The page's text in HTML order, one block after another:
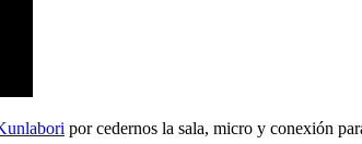
por cedernos la sala, micro y conexión